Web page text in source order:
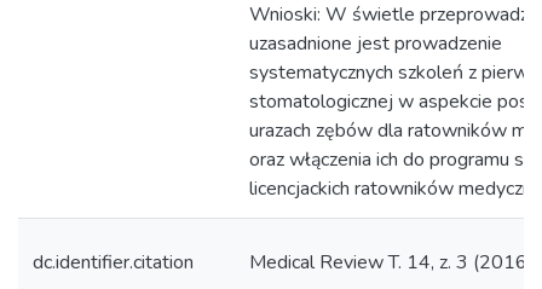
Wnioski: W świetle
uzasadnione jest prowadzenie
systematycznych szkoleń z
stomatologicznej w aspekcie
urazach zębów dla ratowników
oraz włączenia ich do programu
licencjackich ratowników
dc.identifier.citation Medical Review T. 14, z. 3